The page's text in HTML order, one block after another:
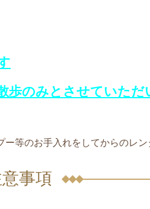
歩のみとさせていただ
ー等のお手入れをしてからのレン
事項